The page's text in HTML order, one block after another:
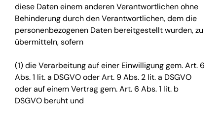
diese Daten einem anderen Verantwortlichen ohne
Behinderung durch den Verantwortlichen, dem die
personenbezogenen Daten bereitgestellt wurden, zu
übermitteln, sofern
(1) die Verarbeitung auf einer Einwilligung gem. Art. 6
Abs. 1 lit. a DSGVO oder Art. 9 Abs. 2 lit. a DSGVO
oder auf einem Vertrag gem. Art. 6 Abs. 1 lit. b
DSGVO beruht und